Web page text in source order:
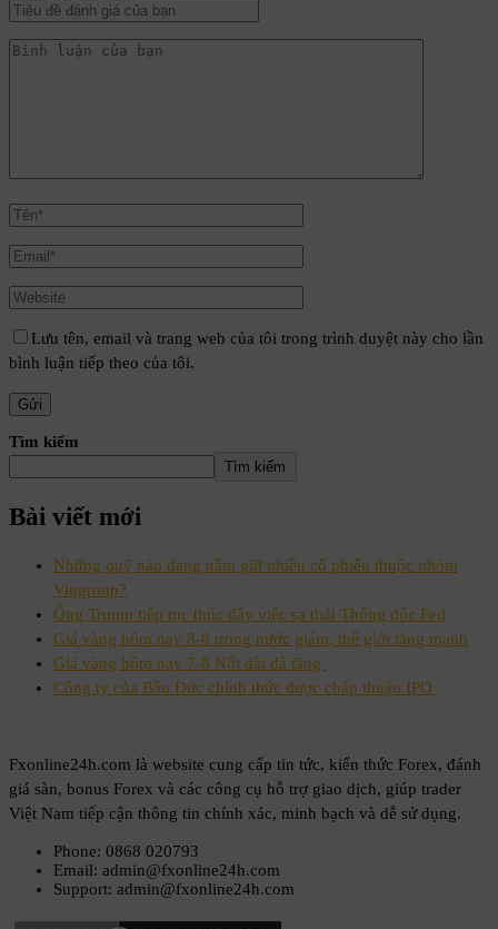
Lưu tên, email và trang web của tôi trong trình duyệt này cho lần
bình luận tiếp theo của tôi.
Tìm kiếm
Tìm kiếm
Bài viết mới
Những quỹ nào đang nắm giữ nhiều cổ phiếu thuộc nhóm
Vingroup?
Ông Trump tiếp tục thúc đẩy việc sa thải Thống đốc Fed
Giá vàng hôm nay 8-8 trong nước giảm, thế giới tăng mạnh
Giá vàng hôm nay 7-8 Nối dài đà tăng
Công ty của Bầu Đức chính thức được chấp thuận IPO
Fxonline24h.com là website cung cấp tin tức, kiến thức Forex, đánh
giá sàn, bonus Forex và các công cụ hỗ trợ giao dịch, giúp trader
Việt Nam tiếp cận thông tin chính xác, minh bạch và dễ sử dụng.
Phone: 0868 020793
Email: admin@fxonline24h.com
Support: admin@fxonline24h.com